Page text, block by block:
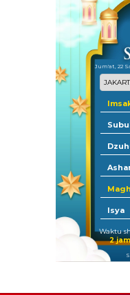
Jum'at, 22
Isya
Waktu
2